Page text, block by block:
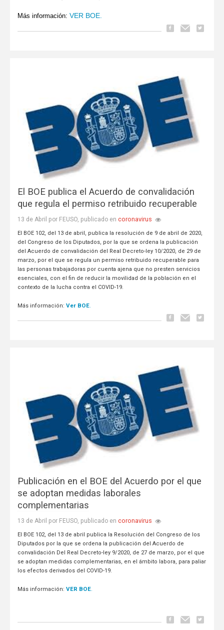
Más información: VER BOE.
El BOE publica el Acuerdo de convalidación
que regula el permiso retribuido recuperable
13 de Abril por FEUSO, publicado en coronavirus
El BOE 102, del 13 de abril, publica la resolución de 9 de abril de 2020,
del Congreso de los Diputados, por la que se ordena la publicación
del Acuerdo de convalidación del Real Decreto-ley 10/2020, de 29 de
marzo, por el que se regula un permiso retribuido recuperable para
las personas trabajadoras por cuenta ajena que no presten servicios
esenciales, con el fin de reducir la movilidad de la población en el
contexto de la lucha contra el COVID-19.
Más información: Ver BOE.
Publicación en el BOE del Acuerdo por el que
se adoptan medidas laborales
complementarias
13 de Abril por FEUSO, publicado en coronavirus
El BOE 102, del 13 de abril publica la Resolución del Congreso de los
Diputados por la que se ordena la publicación del Acuerdo de
convalidación Del Real Decreto-ley 9/2020, de 27 de marzo, por el que
se adoptan medidas complementarias, en el ámbito labora, para paliar
los efectos derivados del COVID-19.
Más información: VER BOE.